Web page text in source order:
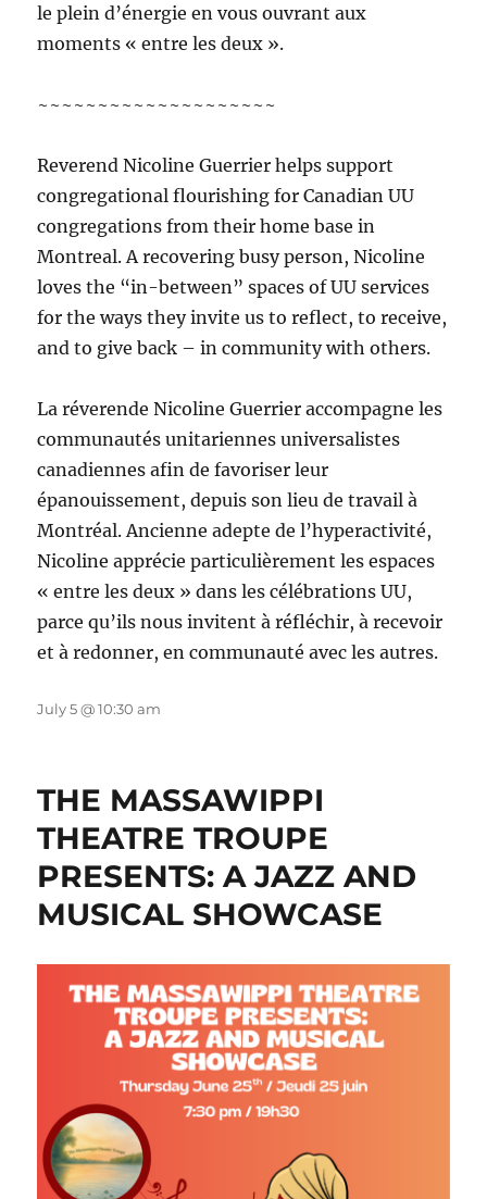
le plein d’énergie en vous ouvrant aux
moments « entre les deux ».
~~~~~~~~~~~~~~~~~~~~
Reverend Nicoline Guerrier helps support
congregational flourishing for Canadian UU
congregations from their home base in
Montreal. A recovering busy person, Nicoline
loves the “in-between” spaces of UU services
for the ways they invite us to reflect, to receive,
and to give back – in community with others.
La réverende Nicoline Guerrier accompagne les
communautés unitariennes universalistes
canadiennes afin de favoriser leur
épanouissement, depuis son lieu de travail à
Montréal. Ancienne adepte de l’hyperactivité,
Nicoline apprécie particulièrement les espaces
« entre les deux » dans les célébrations UU,
parce qu’ils nous invitent à réfléchir, à recevoir
et à redonner, en communauté avec les autres.
July 5 @ 10:30 am
THE MASSAWIPPI
THEATRE TROUPE
PRESENTS: A JAZZ AND
MUSICAL SHOWCASE